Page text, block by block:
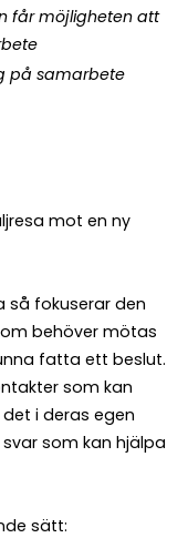
får möjligheten att
på samarbete
mot en ny
så fokuserar den
behöver mötas
fatta ett beslut.
som kan
i deras egen
som kan hjälpa
sätt: